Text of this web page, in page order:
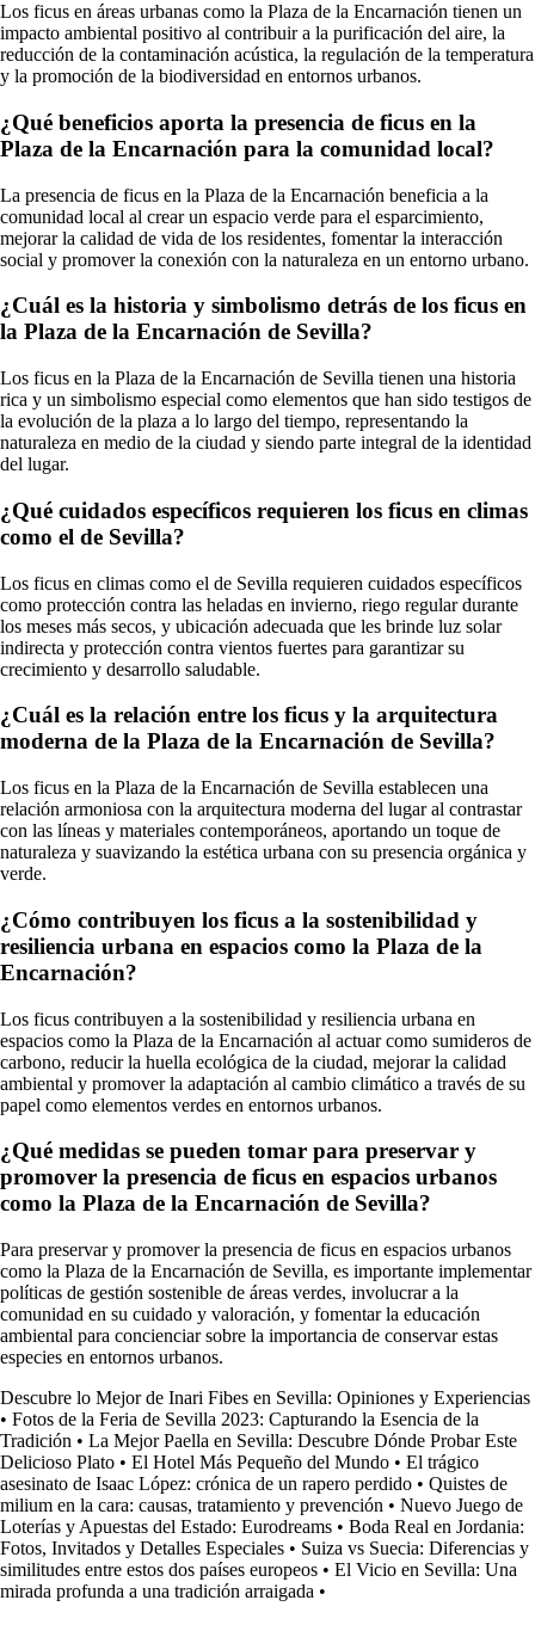
Los ficus en áreas urbanas como la Plaza de la Encarnación tienen un
impacto ambiental positivo al contribuir a la purificación del aire, la
reducción de la contaminación acústica, la regulación de la temperatura
y la promoción de la biodiversidad en entornos urbanos.
¿Qué beneficios aporta la presencia de ficus en la
Plaza de la Encarnación para la comunidad local?
La presencia de ficus en la Plaza de la Encarnación beneficia a la
comunidad local al crear un espacio verde para el esparcimiento,
mejorar la calidad de vida de los residentes, fomentar la interacción
social y promover la conexión con la naturaleza en un entorno urbano.
¿Cuál es la historia y simbolismo detrás de los ficus en
la Plaza de la Encarnación de Sevilla?
Los ficus en la Plaza de la Encarnación de Sevilla tienen una historia
rica y un simbolismo especial como elementos que han sido testigos de
la evolución de la plaza a lo largo del tiempo, representando la
naturaleza en medio de la ciudad y siendo parte integral de la identidad
del lugar.
¿Qué cuidados específicos requieren los ficus en climas
como el de Sevilla?
Los ficus en climas como el de Sevilla requieren cuidados específicos
como protección contra las heladas en invierno, riego regular durante
los meses más secos, y ubicación adecuada que les brinde luz solar
indirecta y protección contra vientos fuertes para garantizar su
crecimiento y desarrollo saludable.
¿Cuál es la relación entre los ficus y la arquitectura
moderna de la Plaza de la Encarnación de Sevilla?
Los ficus en la Plaza de la Encarnación de Sevilla establecen una
relación armoniosa con la arquitectura moderna del lugar al contrastar
con las líneas y materiales contemporáneos, aportando un toque de
naturaleza y suavizando la estética urbana con su presencia orgánica y
verde.
¿Cómo contribuyen los ficus a la sostenibilidad y
resiliencia urbana en espacios como la Plaza de la
Encarnación?
Los ficus contribuyen a la sostenibilidad y resiliencia urbana en
espacios como la Plaza de la Encarnación al actuar como sumideros de
carbono, reducir la huella ecológica de la ciudad, mejorar la calidad
ambiental y promover la adaptación al cambio climático a través de su
papel como elementos verdes en entornos urbanos.
¿Qué medidas se pueden tomar para preservar y
promover la presencia de ficus en espacios urbanos
como la Plaza de la Encarnación de Sevilla?
Para preservar y promover la presencia de ficus en espacios urbanos
como la Plaza de la Encarnación de Sevilla, es importante implementar
políticas de gestión sostenible de áreas verdes, involucrar a la
comunidad en su cuidado y valoración, y fomentar la educación
ambiental para concienciar sobre la importancia de conservar estas
especies en entornos urbanos.
Descubre lo Mejor de Inari Fibes en Sevilla: Opiniones y Experiencias
• Fotos de la Feria de Sevilla 2023: Capturando la Esencia de la
Tradición • La Mejor Paella en Sevilla: Descubre Dónde Probar Este
Delicioso Plato • El Hotel Más Pequeño del Mundo • El trágico
asesinato de Isaac López: crónica de un rapero perdido • Quistes de
milium en la cara: causas, tratamiento y prevención • Nuevo Juego de
Loterías y Apuestas del Estado: Eurodreams • Boda Real en Jordania:
Fotos, Invitados y Detalles Especiales • Suiza vs Suecia: Diferencias y
similitudes entre estos dos países europeos • El Vicio en Sevilla: Una
mirada profunda a una tradición arraigada •